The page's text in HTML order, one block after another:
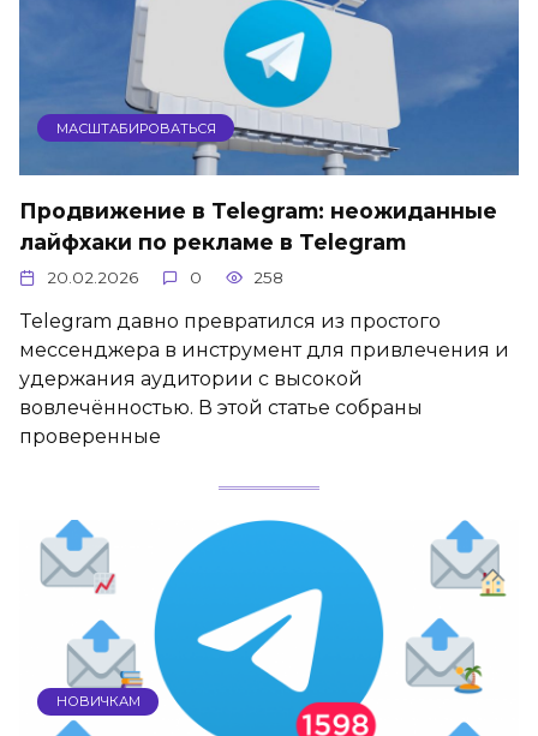
МАСШТАБИРОВАТЬСЯ
Продвижение в Telegram: неожиданные
лайфхаки по рекламе в Telegram
20.02.2026 0 258
Telegram давно превратился из простого
мессенджера в инструмент для привлечения и
удержания аудитории с высокой
вовлечённостью. В этой статье собраны
проверенные
НОВИЧКАМ